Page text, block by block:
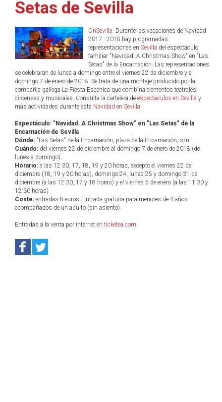
Setas de Sevilla
OnSevilla. Durante las vacaciones de Navidad
2017 - 2018 hay programadas
representaciones en Sevilla del espectáculo
familiar "Navidad. A Christmas Show" en "Las
Setas" de la Encarnación. Las representaciones
se celebrarán de lunes a domingo entre el viernes 22 de diciembre y el
domingo 7 de enero de 2018. Se trata de una montaje producido por la
compañía gallega La Fiesta Escénica que combina elementos teatrales,
circenses y musicales. Consulta la cartelera de espectáculos en Sevilla y
más actividades durante esta Navidad en Sevilla.
Espectáculo: "Navidad. A Christmas Show" en "Las Setas" de la
Encarnación de Sevilla
Dónde: "Las Setas" de la Encarnación, plaza de la Encarnación, s/n.
Cuándo: del viernes 22 de diciembre al domingo 7 de enero de 2018 (de
lunes a domingo).
Horario: a las 12:30, 17, 18, 19 y 20 horas, excepto el viernes 22 de
diciembre (18, 19 y 20 horas), domingo 24, lunes 25 y domingo 31 de
diciembre (a las 12:30, 17 y 18 horas) y el viernes 5 de enero (a las 11:30 y
12:30 horas).
Coste: entradas 8 euros. Entrada gratuita para menores de 4 años
acompañados de un adulto (sin asiento).
Entradas a la venta por internet en ticketea.com.